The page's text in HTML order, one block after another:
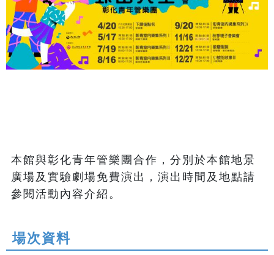
本館與彰化青年管樂團合作，分別於本館地景
廣場及實驗劇場免費演出，演出時間及地點請
參閱活動內容介紹。
場次資料